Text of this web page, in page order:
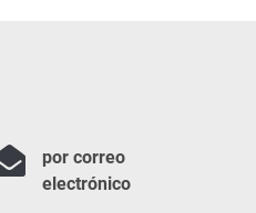
por correo
electrónico